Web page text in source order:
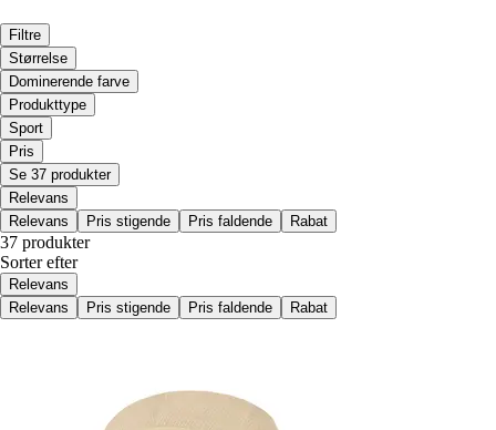
Filtre
Størrelse
Dominerende farve
Produkttype
Sport
Pris
Se 37 produkter
Relevans
Relevans
Pris stigende Pris faldende Rabat
37 produkter
Sorter efter
Relevans
Relevans
Pris stigende Pris faldende Rabat